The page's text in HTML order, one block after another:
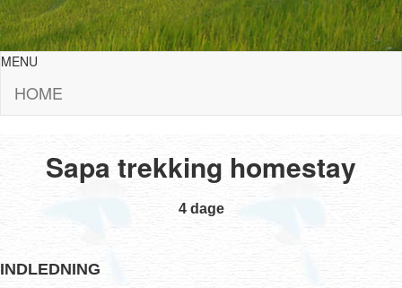
MENU
HOME
Sapa trekking homestay
4 dage
INDLEDNING